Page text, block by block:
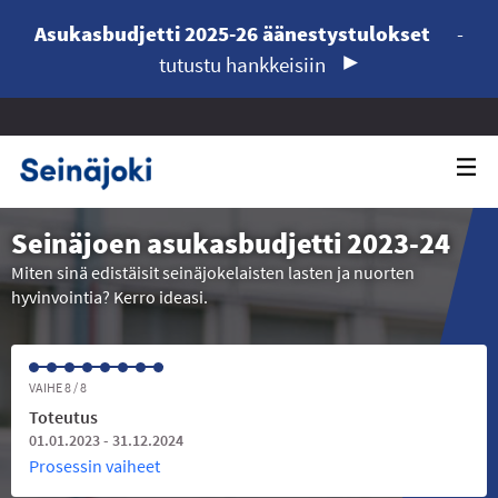
Asukasbudjetti 2025-26 äänestystulokset
-
tutustu hankkeisiin
Seinäjoen asukasbudjetti 2023-24
Miten sinä edistäisit seinäjokelaisten lasten ja nuorten
hyvinvointia? Kerro ideasi.
VAIHE 8 / 8
Toteutus
01.01.2023 - 31.12.2024
Prosessin vaiheet